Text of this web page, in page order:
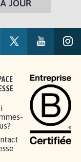
JOUR